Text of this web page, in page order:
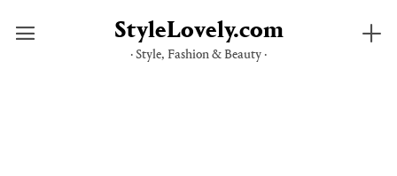
StyleLovely.com
· Style, Fashion & Beauty ·